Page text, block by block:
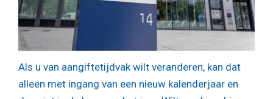
Als u van aangiftetijdvak wilt veranderen, kan dat
alleen met ingang van een nieuw kalenderjaar en